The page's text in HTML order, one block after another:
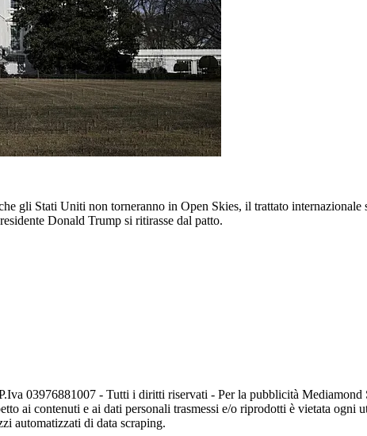
gli Stati Uniti non torneranno in Open Skies, il trattato
Donald Trump si ritirasse dal patto.
03976881007 - Tutti i diritti riservati - Per la pubblicità
ai contenuti e ai dati personali trasmessi e/o riprodotti è vietata ogni
automatizzati di data scraping.